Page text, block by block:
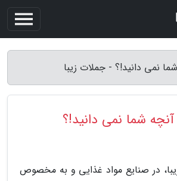
نمی دانید!؟ - جملات زیبا
شما نمی دانید!؟
در صنایع مواد غذایی و به مخصوص